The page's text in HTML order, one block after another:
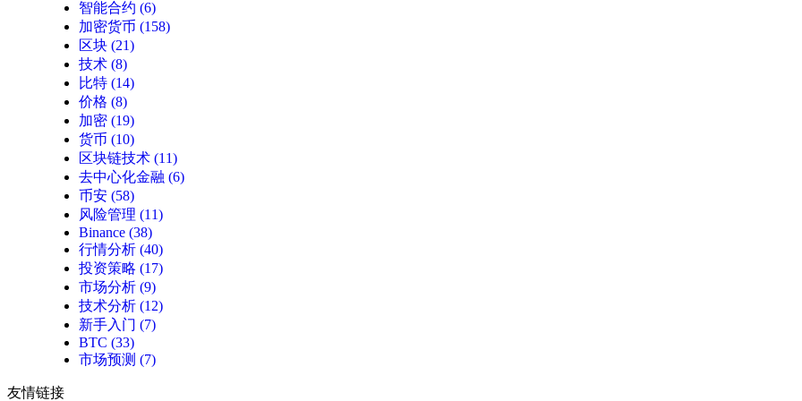
智能合约 (6)
加密货币 (158)
区块 (21)
技术 (8)
比特 (14)
价格 (8)
加密 (19)
货币 (10)
区块链技术 (11)
去中心化金融 (6)
币安 (58)
风险管理 (11)
Binance (38)
行情分析 (40)
投资策略 (17)
市场分析 (9)
技术分析 (12)
新手入门 (7)
BTC (33)
市场预测 (7)
友情链接